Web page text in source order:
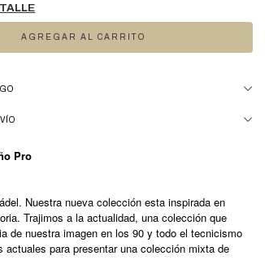
Pro
Nuestra nueva colección esta inspirada en
Trajimos a la actualidad, una colección que
de nuestra imagen en los 90 y todo el tecnicismo
actuales para presentar una colección mixta de